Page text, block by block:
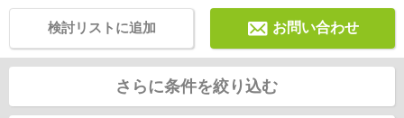
お問い合わせ
検討リストに追加
さらに条件を絞り込む